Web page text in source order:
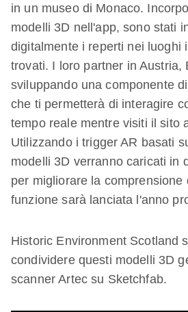
in un museo di Monaco.
modelli 3D nell'app, sono stati
digitalmente i reperti nei luoghi
trovati. I loro partner in Austria,
sviluppando una componente
che ti permetterà di interagire
tempo reale mentre visiti il ​​sito
Utilizzando i trigger AR basati
modelli 3D verranno caricati in
per migliorare la comprensione
funzione sarà lanciata l'anno
Historic Environment Scotland
condividere questi modelli 3D
scanner Artec su Sketchfab.